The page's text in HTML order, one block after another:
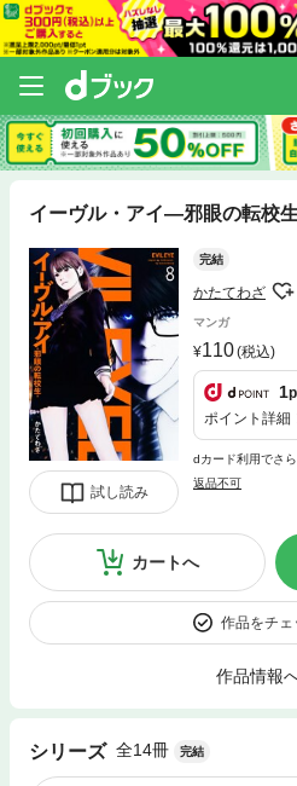
イーヴル・アイ―邪眼の転校
試し読み
完結
かたてわざ
マンガ
110(税込)
1
ポイント詳細
dカード利用でさ
返品不可
カートへ
作品をチェ
作品情報
シリーズ 全14冊 完結